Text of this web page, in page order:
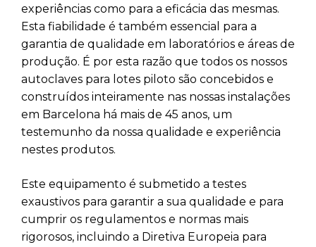
experiências como para a eficácia das mesmas.
Esta fiabilidade é também essencial para a
garantia de qualidade em laboratórios e áreas de
produção. É por esta razão que todos os nossos
autoclaves para lotes piloto são concebidos e
construídos inteiramente nas nossas instalações
em Barcelona há mais de 45 anos, um
testemunho da nossa qualidade e experiência
nestes produtos.
Este equipamento é submetido a testes
exaustivos para garantir a sua qualidade e para
cumprir os regulamentos e normas mais
rigorosos, incluindo a Diretiva Europeia para